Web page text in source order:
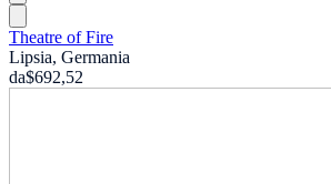
Theatre of Fire
Lipsia, Germania
da$692,52